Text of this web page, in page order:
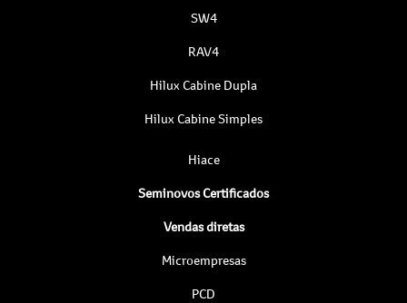
SW4
RAV4
Hilux Cabine Dupla
Hilux Cabine Simples
Hiace
Seminovos Certificados
Vendas diretas
Microempresas
PCD